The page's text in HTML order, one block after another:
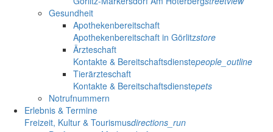
Gesundheit
Apothekenbereitschaft
Apothekenbereitschaft in Görlitzstore
Ärzteschaft
Kontakte & Bereitschaftsdienstepeople_outline
Tierärzteschaft
Kontakte & Bereitschaftsdienstepets
Notrufnummern
Erlebnis & Termine
Freizeit, Kultur & Tourismusdirections_run